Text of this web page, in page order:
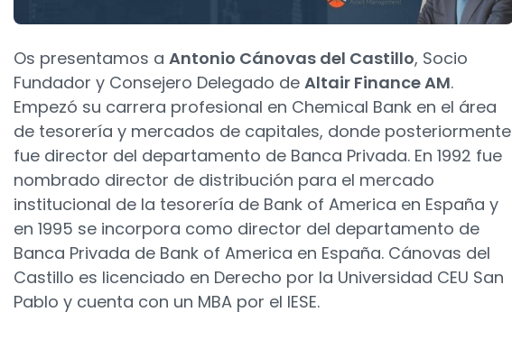
Os presentamos a Antonio Cánovas del Castillo, Socio
Fundador y Consejero Delegado de Altair Finance AM.
Empezó su carrera profesional en Chemical Bank en el área
de tesorería y mercados de capitales, donde posteriormente
fue director del departamento de Banca Privada. En 1992 fue
nombrado director de distribución para el mercado
institucional de la tesorería de Bank of America en España y
en 1995 se incorpora como director del departamento de
Banca Privada de Bank of America en España. Cánovas del
Castillo es licenciado en Derecho por la Universidad CEU San
Pablo y cuenta con un MBA por el IESE.